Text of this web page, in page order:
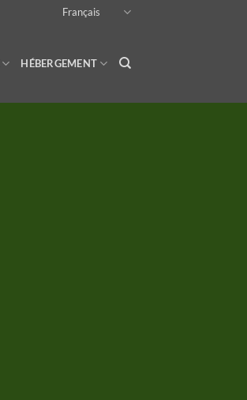
Français
HÉBERGEMENT